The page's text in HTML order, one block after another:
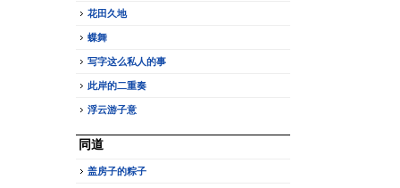
花田久地
蝶舞
写字这么私人的事
此岸的二重奏
浮云游子意
同道
盖房子的粽子